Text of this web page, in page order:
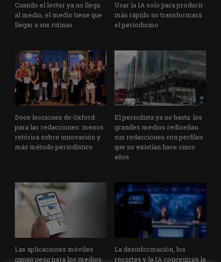
Cuando el lector ya no llega
al medio, el medio tiene que
llegar a sus rutinas
Usar la IA solo para producir
más rápido no transformará
el periodismo
Doce lecciones de Oxford
para las redacciones: menos
retórica sobre innovación y
más método periodístico
El periodista ya no basta: los
grandes medios rediseñan
sus redacciones con perfiles
que no existían hace cinco
años
Las aplicaciones móviles
ganan peso para los medios
La desinformación, los
recortes y la IA concentran la